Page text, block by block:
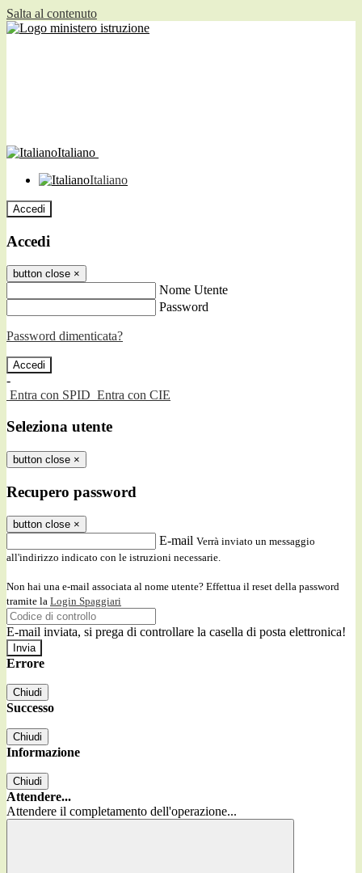
Salta al contenuto
Italiano
Italiano
Accedi
Accedi
button close ×
Nome Utente
Password
Password dimenticata?
-
Entra con SPID Entra con CIE
Seleziona utente
button close ×
Recupero password
button close ×
E-mail Verrà inviato un messaggio
all'indirizzo indicato con le istruzioni necessarie.
Non hai una e-mail associata al nome utente? Effettua il reset della password
tramite la Login Spaggiari
E-mail inviata, si prega di controllare la casella di posta elettronica!
Errore
Chiudi
Successo
Chiudi
Informazione
Chiudi
Attendere...
Attendere il completamento dell'operazione...